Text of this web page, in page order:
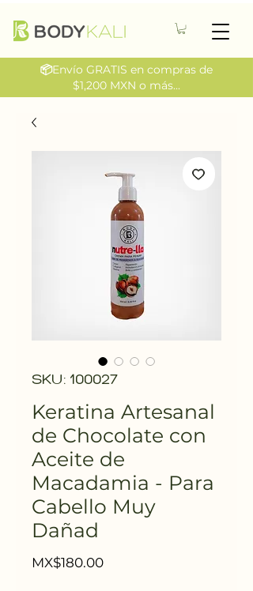
📦Envío GRATIS en compras de
$1,200 MXN o más...
SKU: 100027
Keratina Artesanal
de Chocolate con
Aceite de
Macadamia - Para
Cabello Muy
Dañad
MX$180.00Price